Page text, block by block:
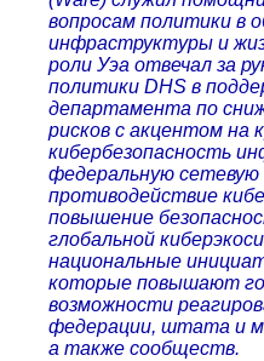
вопросам политики в
инфраструктуры и
роли Уэа отвечал за
политики DHS в
департамента по
рисков с акцентом на
кибербезопасность
федеральную сетевую
противодействие
повышение
глобальной
национальные
которые повышают
возможности
федерации, штата и
а также сообществ.